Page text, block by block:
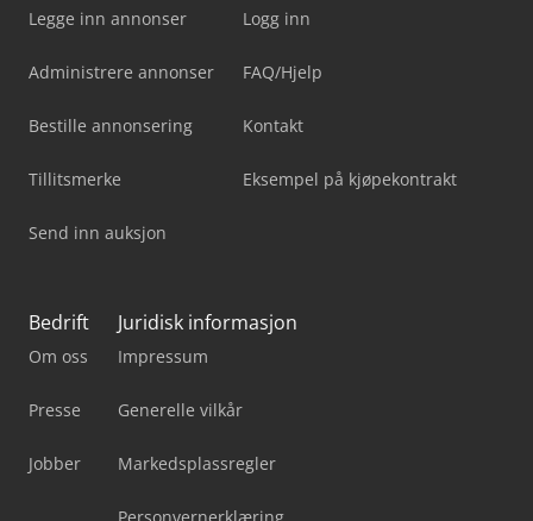
Legge inn annonser
Administrere annonser
Bestille annonsering
Tillitsmerke
Send inn auksjon
Logg inn
FAQ/Hjelp
Kontakt
Eksempel på kjøpekontrakt
Bedrift
Om oss
Presse
Jobber
Juridisk informasjon
Impressum
Generelle vilkår
Markedsplassregler